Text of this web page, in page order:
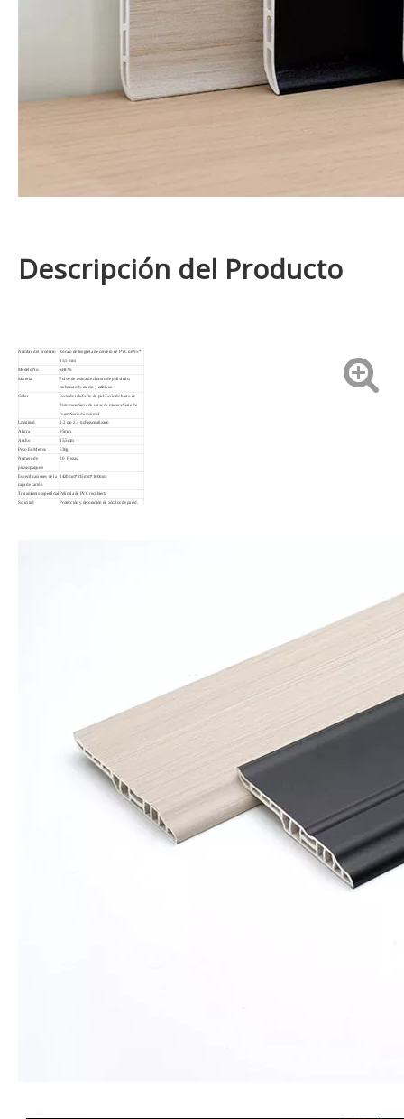
Descripción del Producto
Nombre del producto
Zócalo de lengüeta de cordero de PVC de 95 *
15,5 mm
Modelo No.
SBF95
Material
Polvo de resina de cloruro de polivinilo,
carbonato de calcio y aditivos.
Color
Serie de tela/Serie de piel/Serie de barro de
diatomeas/Serie de vetas de madera/Serie de
cuero/Serie de mármol
Longitud
2,2 mo 2,4 m/Personalizado
Altura
95mm
Ancho
15,5mm
Peso En Metros
630g
Número de
piezas/paquete
20 Piezas
Especificaciones de la
caja de cartón
2420mm*215mm*100mm
Tratamiento superficial Película de PVC recubierta
Solicitud
Protección y decoración de zócalos de pared.